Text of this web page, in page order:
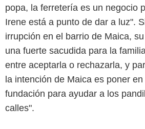
popa, la ferretería es un negocio
Irene está a punto de dar a luz".
irrupción en el barrio de Maica,
una fuerte sacudida para la
entre aceptarla o rechazarla, y
la intención de Maica es poner
fundación para ayudar a los
calles".